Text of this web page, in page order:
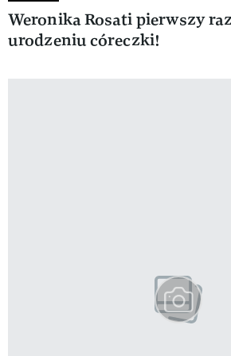
Weronika Rosati pierwszy
urodzeniu córeczki!